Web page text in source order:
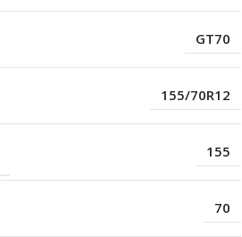
GT70
155/70R12
155
70